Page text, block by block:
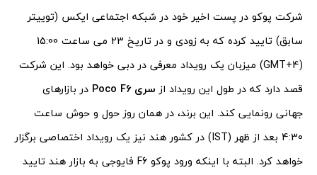
شرکت پوکو در پست اخیر خود در شبکه اجتماعی ایکس (توییتر
سابق) تایید کرده که به زودی و در تاریخ 23 می ساعت 15:00
(GMT+4) میزبان یک رویداد معرفی در دبی خواهد بود. این شرکت
قصد دارد که در طول این رویداد از سری Poco F6
در بازارهای
جهانی رونمایی کند. این برند، در همان روز حول و حوش ساعت
4:30 بعد از ظهر (IST) در کشور هند نیز یک رویداد اختصاصی برگزار
خواهد کرد. البته با اینکه ورود پوکو F6 فایوجی به بازار هند تایید